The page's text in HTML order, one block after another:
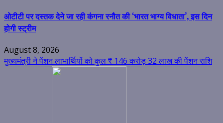
ओटीटी पर दस्तक देने जा रही कंगना रनौत की ‘भारत भाग्य विधाता’, इस दिन
होगी स्ट्रीम
August 8, 2026
मुख्यमंत्री ने पेंशन लाभार्थियों को कुल ₹ 146 करोड़ 32 लाख की पेंशन राशि